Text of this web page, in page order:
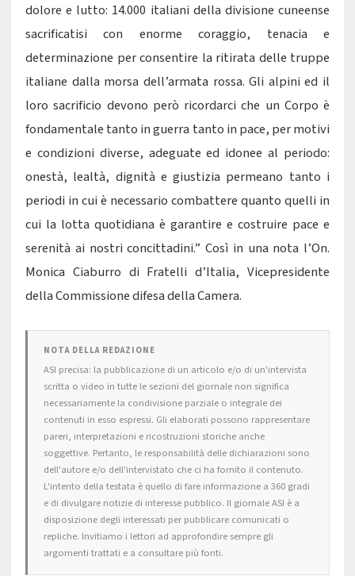
dolore e lutto: 14.000 italiani della divisione cuneense
sacrificatisi con enorme coraggio, tenacia e
determinazione per consentire la ritirata delle truppe
italiane dalla morsa dell’armata rossa. Gli alpini ed il
loro sacrificio devono però ricordarci che un Corpo è
fondamentale tanto in guerra tanto in pace, per motivi
e condizioni diverse, adeguate ed idonee al periodo:
onestà, lealtà, dignità e giustizia permeano tanto i
periodi in cui è necessario combattere quanto quelli in
cui la lotta quotidiana è garantire e costruire pace e
serenità ai nostri concittadini.” Così in una nota l’On.
Monica Ciaburro di Fratelli d’Italia, Vicepresidente
della Commissione difesa della Camera.
NOTA DELLA REDAZIONE
ASI precisa: la pubblicazione di un articolo e/o di un'intervista
scritta o video in tutte le sezioni del giornale non significa
necessariamente la condivisione parziale o integrale dei
contenuti in esso espressi. Gli elaborati possono rappresentare
pareri, interpretazioni e ricostruzioni storiche anche
soggettive. Pertanto, le responsabilità delle dichiarazioni sono
dell'autore e/o dell'intervistato che ci ha fornito il contenuto.
L'intento della testata è quello di fare informazione a 360 gradi
e di divulgare notizie di interesse pubblico. Il giornale ASI è a
disposizione degli interessati per pubblicare comunicati o
repliche. Invitiamo i lettori ad approfondire sempre gli
argomenti trattati e a consultare più fonti.